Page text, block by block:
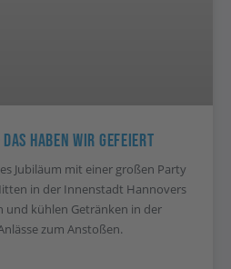
Haben Wir Gefeiert
Jubiläum mit einer großen Party
in der Innenstadt Hannovers
und kühlen Getränken in der
zum Anstoßen.